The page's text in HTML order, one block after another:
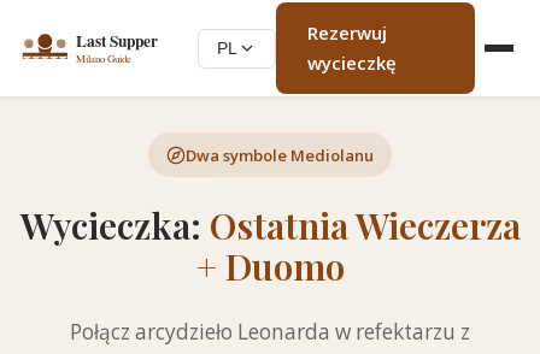
PL
Rezerwuj
wycieczkę
Dwa symbole Mediolanu
Wycieczka: Ostatnia Wieczerza
+ Duomo
Połącz arcydzieło Leonarda w refektarzu z